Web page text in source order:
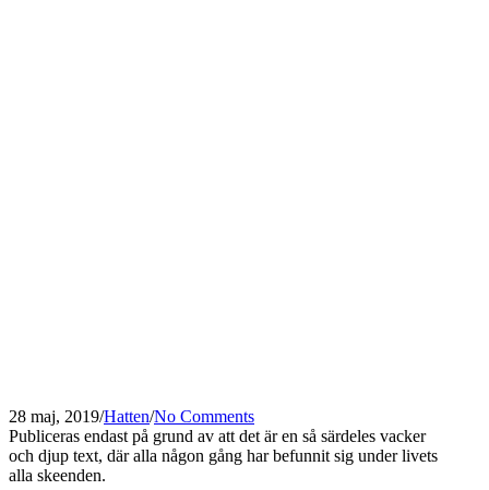
28 maj, 2019/Hatten/No Comments
Publiceras endast på grund av att det är en så särdeles vacker
och djup text, där alla någon gång har befunnit sig under livets
alla skeenden.